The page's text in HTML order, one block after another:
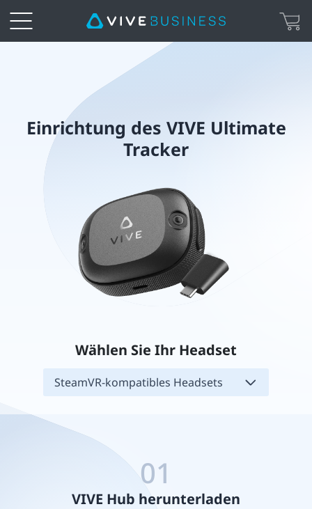
Einrichtung
VIVE
Ultimate
Einrichtung des VIVE Ultimate
Tracker
Wählen Sie Ihr Headset
SteamVR-kompatibles Headsets
01
VIVE Hub herunterladen